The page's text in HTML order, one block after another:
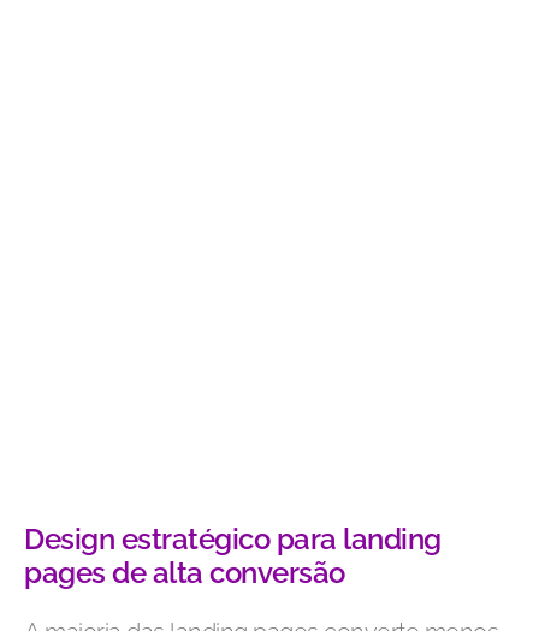
Design estratégico para landing
pages de alta conversão